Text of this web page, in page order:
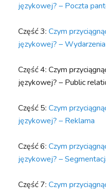
językowej? – Poczta
Część 3:Czym
językowej? –
Część 4: Czym
językowej? – Public
Część 5:Czym
językowej? – Reklama
Część 6:Czym
językowej? –
Część 7:Czym